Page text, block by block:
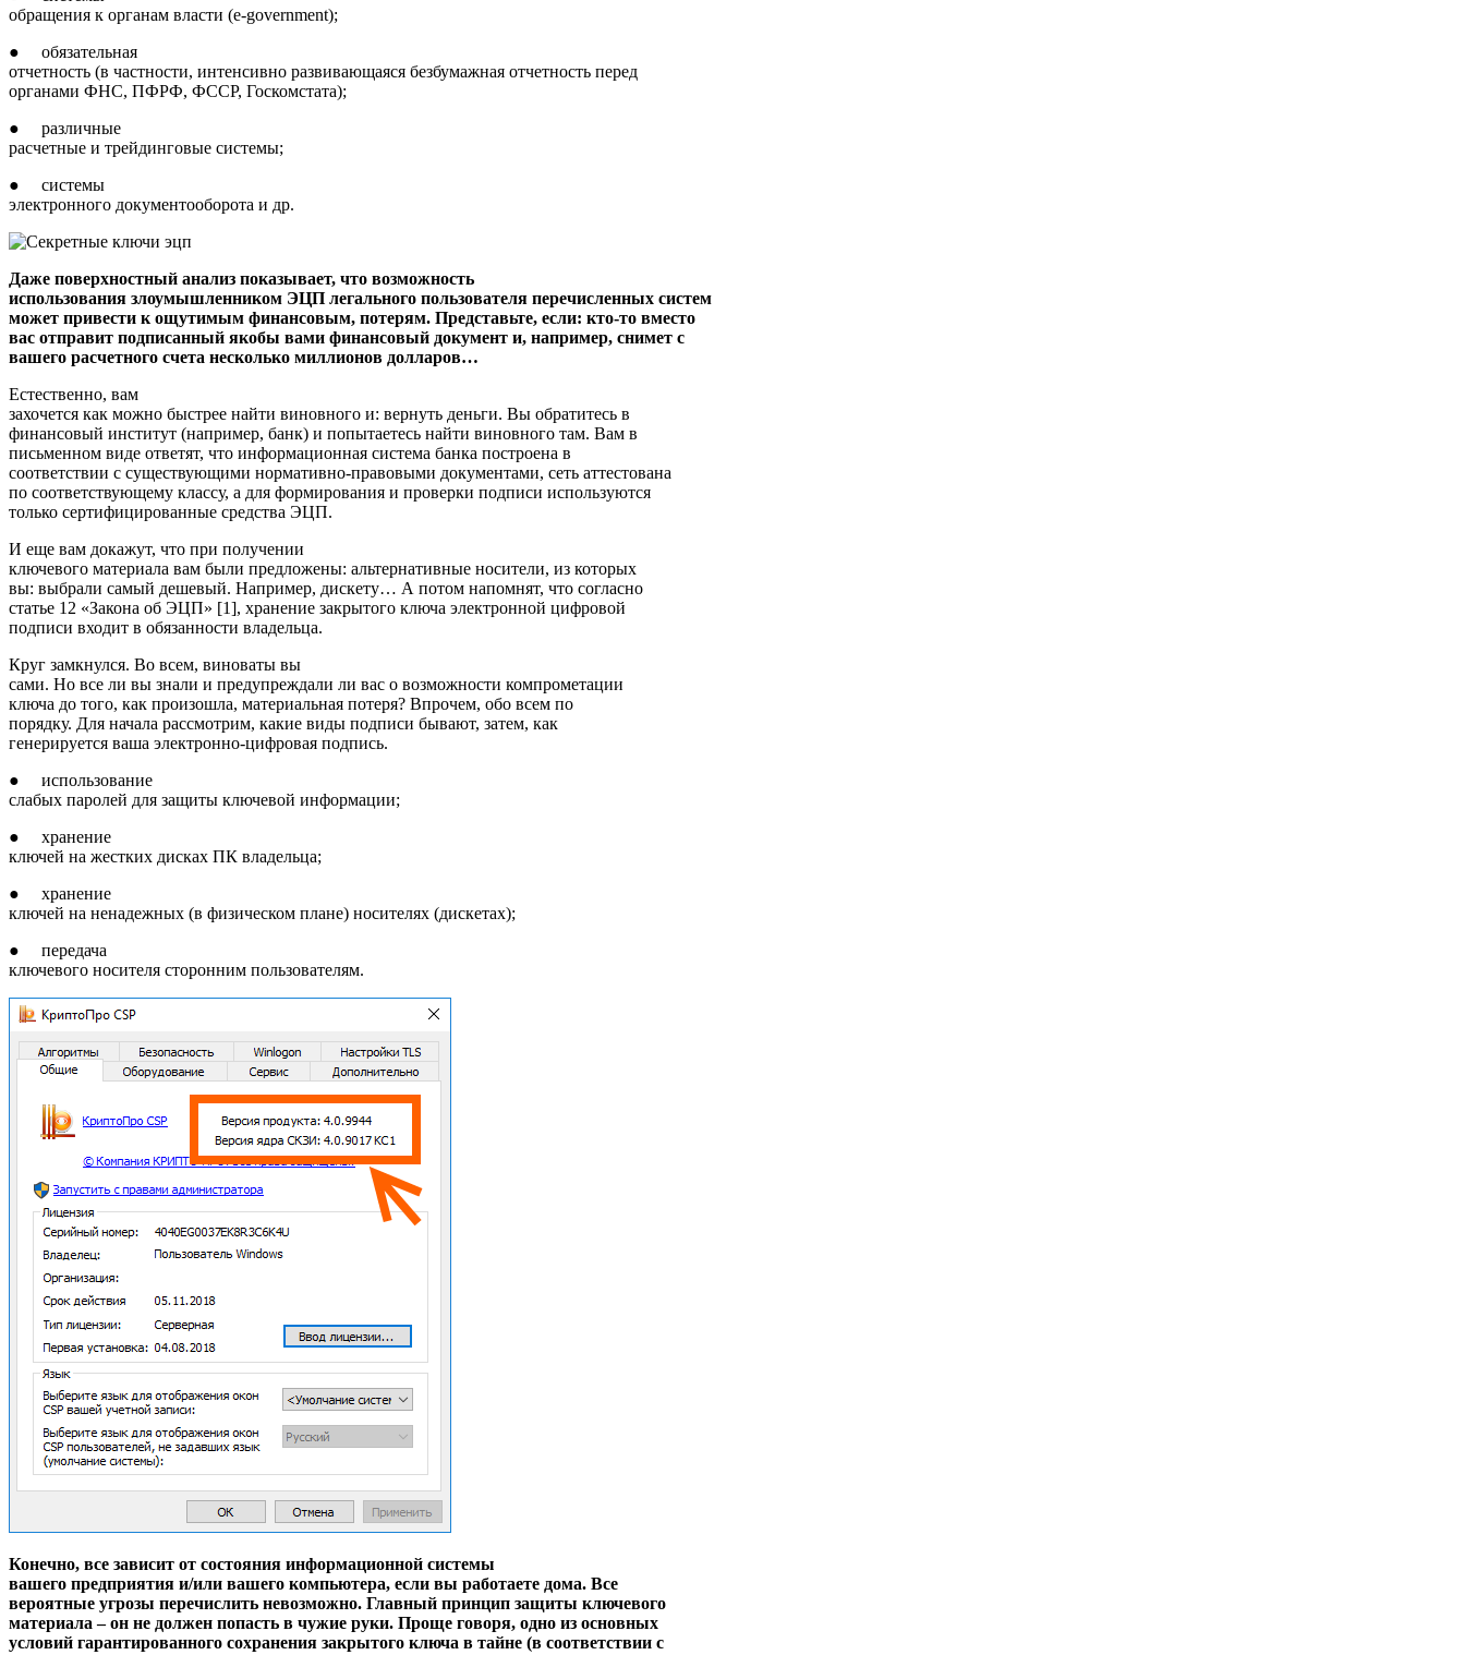
обращения к органам власти (e-government);
● обязательная
отчетность (в частности, интенсивно развивающаяся безбумажная отчетность перед
органами ФНС, ПФРФ, ФССР, Госкомстата);
● различные
расчетные и трейдинговые системы;
● системы
электронного документооборота и др.
Даже поверхностный анализ показывает, что возможность
использования злоумышленником ЭЦП легального пользователя перечисленных систем
может привести к ощутимым финансовым, потерям. Представьте, если: кто-то вместо
вас отправит подписанный якобы вами финансовый документ и, например, снимет с
вашего расчетного счета несколько миллионов долларов…
Естественно, вам
захочется как можно быстрее найти виновного и: вернуть деньги. Вы обратитесь в
финансовый институт (например, банк) и попытаетесь найти виновного там. Вам в
письменном виде ответят, что информационная система банка построена в
соответствии с существующими нормативно-правовыми документами, сеть аттестована
по соответствующему классу, а для формирования и проверки подписи используются
только сертифицированные средства ЭЦП.
И еще вам докажут, что при получении
ключевого материала вам были предложены: альтернативные носители, из которых
вы: выбрали самый дешевый. Например, дискету… А потом напомнят, что согласно
статье 12 «Закона об ЭЦП» [1], хранение закрытого ключа электронной цифровой
подписи входит в обязанности владельца.
Круг замкнулся. Во всем, виноваты вы
сами. Но все ли вы знали и предупреждали ли вас о возможности компрометации
ключа до того, как произошла, материальная потеря? Впрочем, обо всем по
порядку. Для начала рассмотрим, какие виды подписи бывают, затем, как
генерируется ваша электронно-цифровая подпись.
● использование
слабых паролей для защиты ключевой информации;
● хранение
ключей на жестких дисках ПК владельца;
● хранение
ключей на ненадежных (в физическом плане) носителях (дискетах);
● передача
ключевого носителя сторонним пользователям.
Конечно, все зависит от состояния информационной системы
вашего предприятия и/или вашего компьютера, если вы работаете дома. Все
вероятные угрозы перечислить невозможно. Главный принцип защиты ключевого
материала – он не должен попасть в чужие руки. Проще говоря, одно из основных
условий гарантированного сохранения закрытого ключа в тайне (в соответствии с